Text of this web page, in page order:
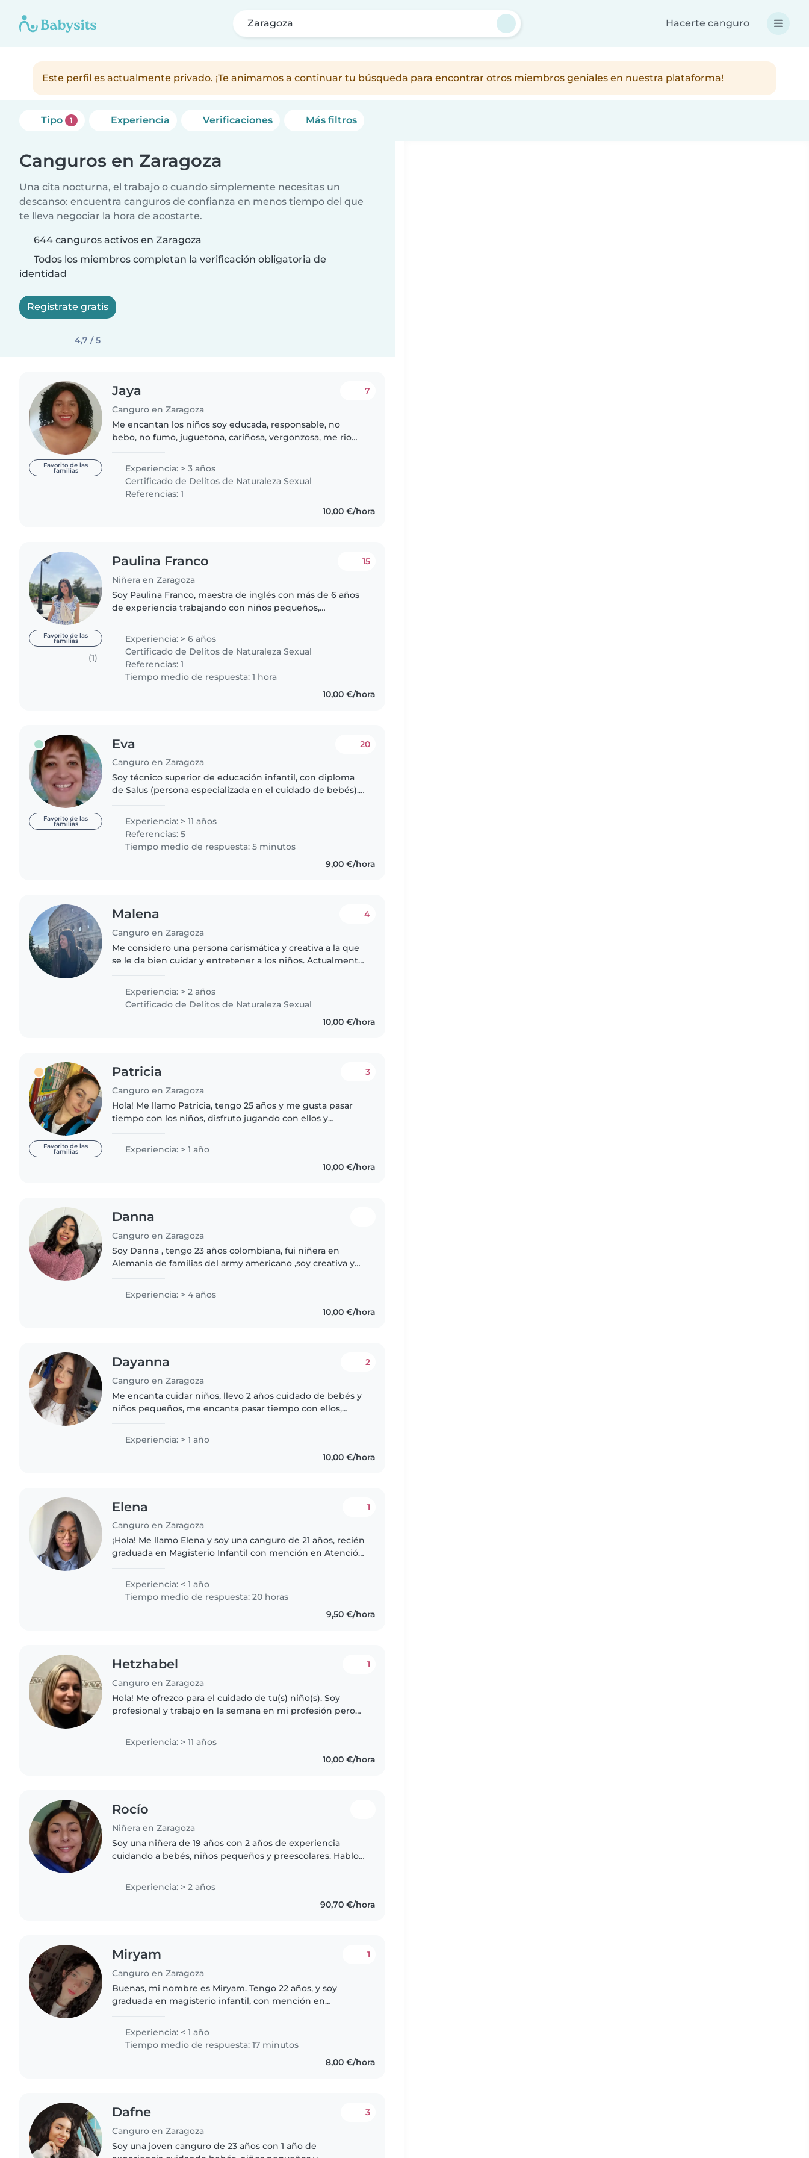
Zaragoza Hacerte canguro
Este perfil es actualmente privado. ¡Te animamos a continuar tu búsqueda para encontrar otros miembros geniales en nuestra plataforma!
Tipo 1 Experiencia Verificaciones Más filtros
Canguros en Zaragoza
Una cita nocturna, el trabajo o cuando simplemente necesitas un
descanso: encuentra canguros de confianza en menos tiempo del que
te lleva negociar la hora de acostarte.
644 canguros activos en Zaragoza
Todos los miembros completan la verificación obligatoria de
identidad
Regístrate gratis
4,7 / 5
Favorito de las
familias
Jaya
Canguro en Zaragoza
7
Me encantan los niños soy educada, responsable, no
bebo, no fumo, juguetona, cariñosa, vergonzosa, me rio
casa. Me gustaría ser..
Experiencia: > 3 años
Certificado de Delitos de Naturaleza Sexual
Referencias: 1
10,00 €/hora
Favorito de las
familias
(1)
Paulina Franco
Niñera en Zaragoza
15
Soy Paulina Franco, maestra de inglés con más de 6 años
de experiencia trabajando con niños pequeños,
Experiencia: > 6 años
Certificado de Delitos de Naturaleza Sexual
Referencias: 1
Tiempo medio de respuesta: 1 hora
10,00 €/hora
Favorito de las
familias
Eva
Canguro en Zaragoza
20
Soy técnico superior de educación infantil, con diploma
de Salus (persona especializada en el cuidado de bebés).
recién nacidos en..
Experiencia: > 11 años
Referencias: 5
Tiempo medio de respuesta: 5 minutos
9,00 €/hora
Malena
Canguro en Zaragoza
4
Me considero una persona carismática y creativa a la que
se le da bien cuidar y entretener a los niños. Actualmente
dispongo a vigilar..
Experiencia: > 2 años
Certificado de Delitos de Naturaleza Sexual
10,00 €/hora
Favorito de las
familias
Patricia
Canguro en Zaragoza
3
Hola! Me llamo Patricia, tengo 25 años y me gusta pasar
tiempo con los niños, disfruto jugando con ellos y
Magisterio Infantil..
Experiencia: > 1 año
10,00 €/hora
Danna
Canguro en Zaragoza
Soy Danna , tengo 23 años colombiana, fui niñera en
Alemania de familias del army americano ,soy creativa y
experiencia con niños..
Experiencia: > 4 años
10,00 €/hora
Dayanna
Canguro en Zaragoza
2
Me encanta cuidar niños, llevo 2 años cuidado de bebés y
niños pequeños, me encanta pasar tiempo con ellos,
Experiencia: > 1 año
10,00 €/hora
Elena
Canguro en Zaragoza
1
¡Hola! Me llamo Elena y soy una canguro de 21 años, recién
graduada en Magisterio Infantil con mención en Atención
Tiempo Libre,..
Experiencia: < 1 año
Tiempo medio de respuesta: 20 horas
9,50 €/hora
Hetzhabel
Canguro en Zaragoza
1
Hola! Me ofrezco para el cuidado de tu(s) niño(s). Soy
profesional y trabajo en la semana en mi profesión pero
con mucha paciencia..
Experiencia: > 11 años
10,00 €/hora
Rocío
Niñera en Zaragoza
Soy una niñera de 19 años con 2 años de experiencia
cuidando a bebés, niños pequeños y preescolares. Hablo
cuento con experiencia..
Experiencia: > 2 años
90,70 €/hora
Miryam
Canguro en Zaragoza
1
Buenas, mi nombre es Miryam. Tengo 22 años, y soy
graduada en magisterio infantil, con mención en
Monitor, y el B2 de inglés. He..
Experiencia: < 1 año
Tiempo medio de respuesta: 17 minutos
8,00 €/hora
Dafne
Canguro en Zaragoza
3
Soy una joven canguro de 23 años con 1 año de